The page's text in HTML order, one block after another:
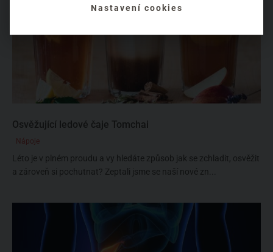
Osvěžující ledové čaje Tomchai
Nápoje
Léto je v plném proudu a vy hledáte způsob jak se zchladit, osvěžit
a zároveň si pochutnat? Zeptali jsme se naší nové zn...
Nastavení cookies